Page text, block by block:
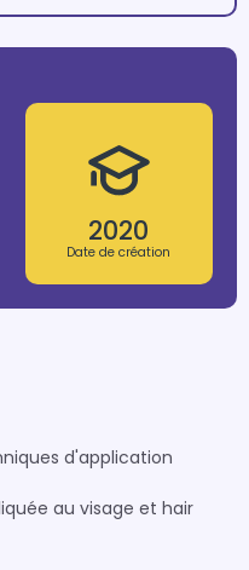
2020
Date de création
d'application
au visage et hair